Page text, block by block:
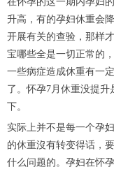
升高，有的孕妇休重会
开展有关的查验，那样
宝哪些全是一切正常的
一些病症造成休重有一
了。怀孕7月休重没提
下。
实际上并不是每一个孕
的休重沒有转变得话，
什么问题的。孕妇在怀